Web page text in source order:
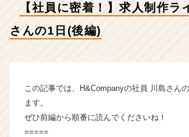
m
a
y
タ
ム
ラ
【社員に密着！】求人制作ラ
さんの1日(後編)
この記事では、H&Companyの社員 川島さん
ます。
ぜひ前編から順番に読んでくださいね！
=====